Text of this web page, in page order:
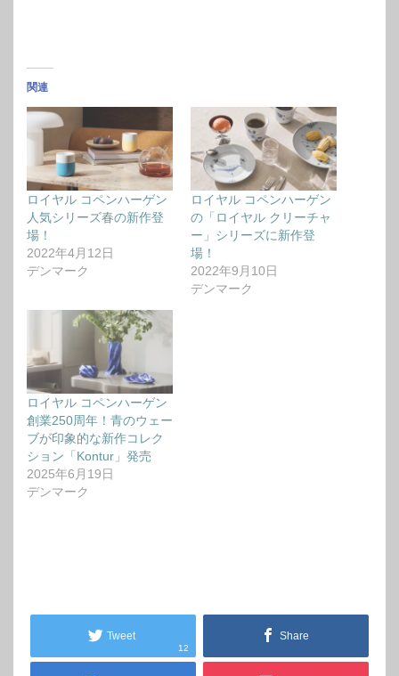
関連
ロイヤル コペンハーゲン
人気シリーズ春の新作登
場！
2022年4月12日
デンマーク
ロイヤル コペンハーゲン
の「ロイヤル クリーチャ
ー」シリーズに新作登
場！
2022年9月10日
デンマーク
ロイヤル コペンハーゲン
創業250周年！青のウェー
ブが印象的な新作コレク
ション「Kontur」発売
2025年6月19日
デンマーク
Tweet
12
Share